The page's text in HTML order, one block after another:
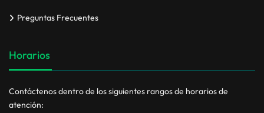
Preguntas Frecuentes
Horarios
Contáctenos dentro de los siguientes rangos de horarios de
atención: